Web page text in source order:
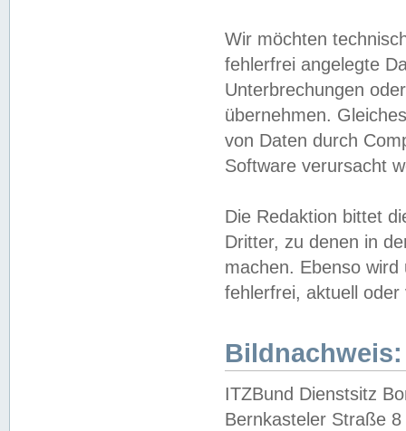
Wir möchten
fehlerfrei angelegte
Unterbrechungen
übernehmen.
von Daten durch
Software verursacht
Die Redaktion bittet
Dritter, zu denen in
machen. Ebenso
fehlerfrei, aktuell oder
Bildnachweis:
ITZBund Dienstsitz
Bernkasteler Straße 8